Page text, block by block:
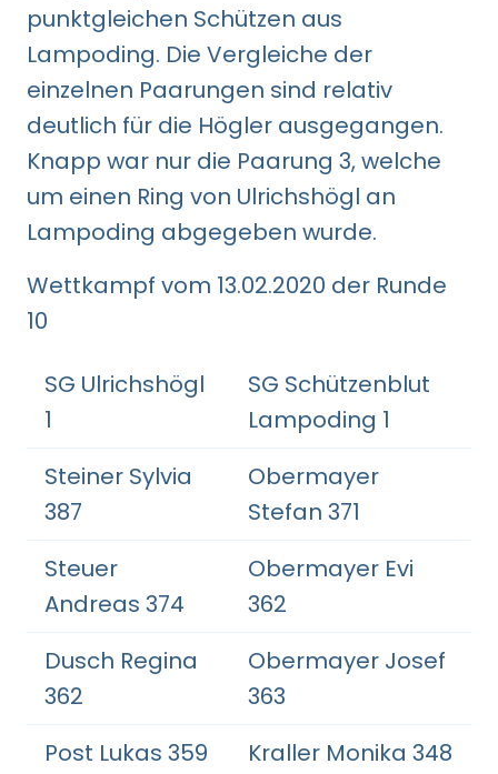
punktgleichen Schützen aus
Lampoding. Die Vergleiche der
einzelnen Paarungen sind relativ
deutlich für die Högler ausgegangen.
Knapp war nur die Paarung 3, welche
um einen Ring von Ulrichshögl an
Lampoding abgegeben wurde.
Wettkampf vom 13.02.2020 der Runde
10
SG Ulrichshögl
1
SG Schützenblut
Lampoding 1
Steiner Sylvia
387
Obermayer
Stefan 371
Steuer
Andreas 374
Obermayer Evi
362
Dusch Regina
362
Obermayer Josef
363
Post Lukas 359
Kraller Monika 348